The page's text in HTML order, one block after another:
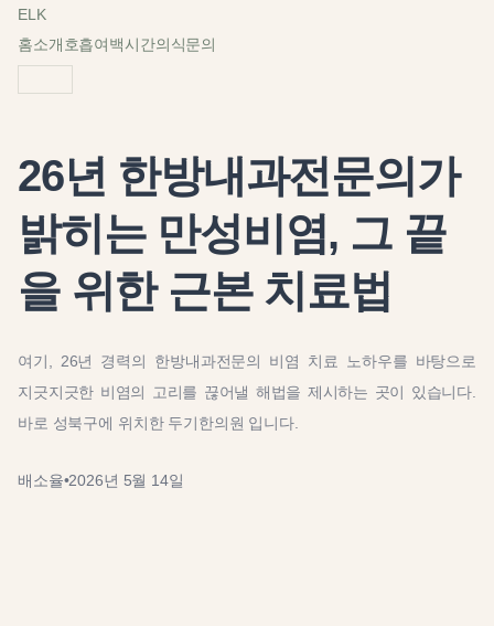
ELK
홈소개호흡여백시간의식문의
26년 한방내과전문의가
밝히는 만성비염, 그 끝
을 위한 근본 치료법
여기, 26년 경력의 한방내과전문의 비염 치료 노하우를 바탕으로
지긋지긋한 비염의 고리를 끊어낼 해법을 제시하는 곳이 있습니다.
바로 성북구에 위치한 두기한의원 입니다.
배소율•2026년 5월 14일